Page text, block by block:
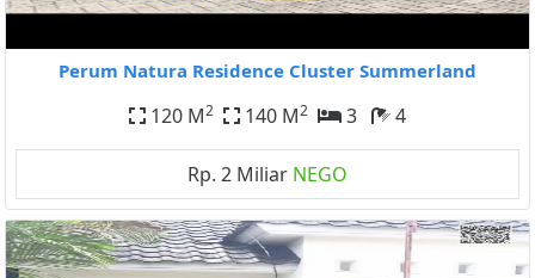
Perum Natura Residence Cluster Summerland
120 M2 140 M2 3 4
Rp. 2 Miliar NEGO